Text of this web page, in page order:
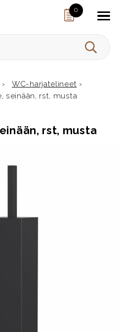
0
HAE
› WC-harjatelineet ›
seinään, rst, musta
rst, musta